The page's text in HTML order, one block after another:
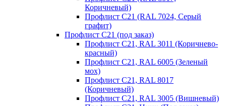
Коричневый)
Профлист С21 (RAL 7024, Серый
графит)
Профлист С21 (под заказ)
Профлист С21, RAL 3011 (Коричнево-
красный)
Профлист С21, RAL 6005 (Зеленый
мох)
Профлист С21, RAL 8017
(Коричневый)
Профлист С21, RAL 3005 (Вишневый)